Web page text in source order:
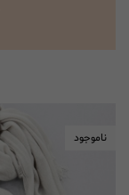
ناموجود